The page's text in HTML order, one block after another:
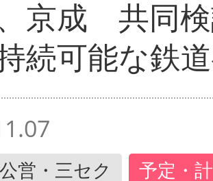
京成 共同
続可能な鉄
営・三セク 予定・